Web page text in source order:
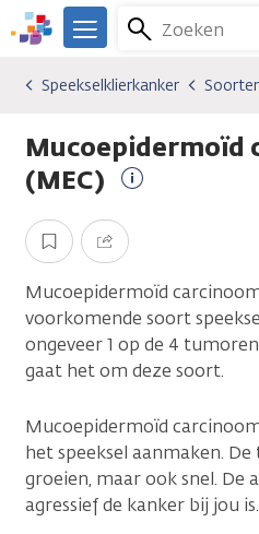
Overslaan
en
gaan
We
er
je.
Kanker.nl
Zoeken
Menu
Kankersoorten
Speekselklierkanker
Soorten speekselklierkanker
Speekselklierkanker
Mucoepidermoïd
(MEC)
Opslaan Delen
Mucoepidermoïd
voorkomende soort
ongeveer 1 op de 4
gaat het om deze soort.
Mucoepidermoïd
het speeksel aanmaken.
groeien, maar ook snel. De
agressief de kanker bij jou is.